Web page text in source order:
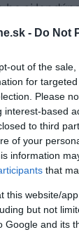
- Do Not
out of the
for
Please
interest-based
to third
of your
information
that
this website/
but not
Google and its
aj
opatrenia,
mesta
kde
a